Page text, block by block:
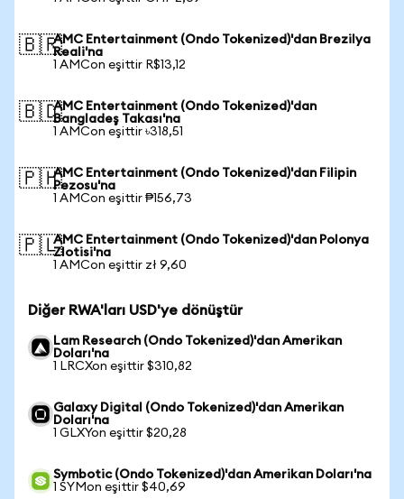
🇧🇷AMC Entertainment (Ondo Tokenized)'dan Brezilya
Reali'na
1 AMCon eşittir R$13,12
🇧🇩AMC Entertainment (Ondo Tokenized)'dan
Bangladeş Takası'na
1 AMCon eşittir ৳318,51
🇵🇭AMC Entertainment (Ondo Tokenized)'dan Filipin
Pezosu'na
1 AMCon eşittir ₱156,73
🇵🇱AMC Entertainment (Ondo Tokenized)'dan Polonya
Zlotisi'na
1 AMCon eşittir zł 9,60
Diğer RWA'ları USD'ye dönüştür
Lam Research (Ondo Tokenized)'dan Amerikan
Doları'na
1 LRCXon eşittir $310,82
Galaxy Digital (Ondo Tokenized)'dan Amerikan
Doları'na
1 GLXYon eşittir $20,28
Symbotic (Ondo Tokenized)'dan Amerikan Doları'na
1 SYMon eşittir $40,69